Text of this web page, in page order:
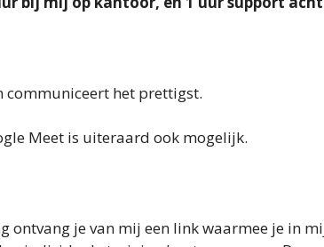
het prettigst.
Meet is uiteraard ook mogelijk.
ontvang je van mij een link waarmee je in